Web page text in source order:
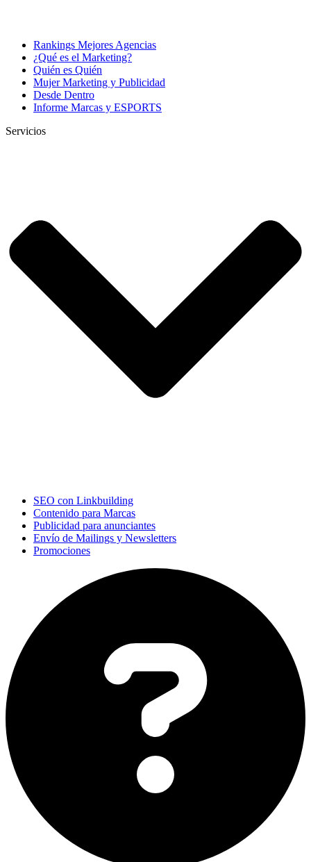
Rankings Mejores Agencias
¿Qué es el Marketing?
Quién es Quién
Mujer Marketing y Publicidad
Desde Dentro
Informe Marcas y ESPORTS
Servicios
SEO con Linkbuilding
Contenido para Marcas
Publicidad para anunciantes
Envío de Mailings y Newsletters
Promociones